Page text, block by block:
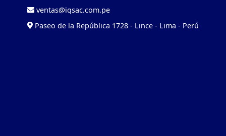
ventas@iqsac.com.pe
Paseo de la República 1728 - Lince - Lima - Perú